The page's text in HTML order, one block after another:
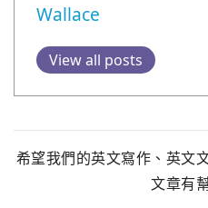
Wallace
View all posts
希望我們的英文寫作、英文
文章有